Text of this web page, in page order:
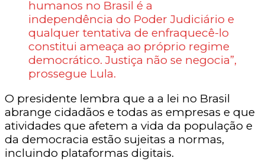
humanos no Brasil é a
independência do Poder Judiciário e
qualquer tentativa de enfraquecê-lo
constitui ameaça ao próprio regime
democrático. Justiça não se negocia”,
prossegue Lula.
O presidente lembra que a a lei no Brasil
abrange cidadãos e todas as empresas e que
atividades que afetem a vida da população e
da democracia estão sujeitas a normas,
incluindo plataformas digitais.